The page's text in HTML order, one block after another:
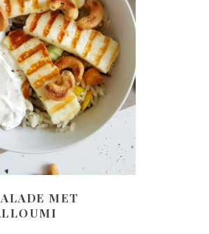
MET